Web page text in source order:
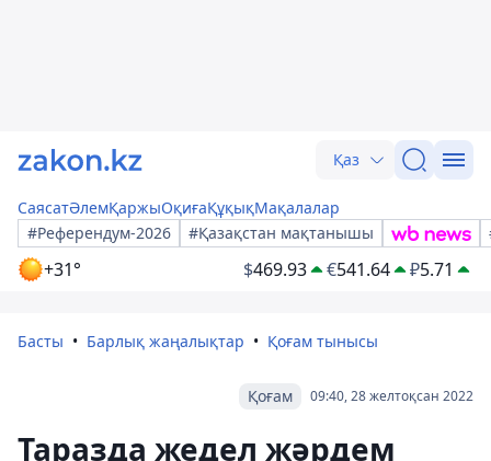
Қаз
СаясатӘлемҚаржыОқиғаҚұқықМақалалар
#Референдум-2026
#Қазақстан мақтанышы
+31° $469.93 €541.64 ₽5.71
Басты Барлық жаңалықтар Қоғам тынысы
09:40, 28 желтоқсан 2022
Қоғам
Таразда жедел жәрдем